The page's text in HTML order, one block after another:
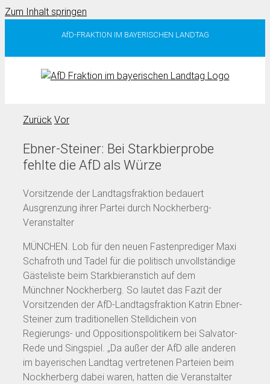
Zum Inhalt springen
AfD-FRAKTION IM BAYERISCHEN LANDTAG
Zurück Vor
Ebner-Steiner: Bei Starkbierprobe
fehlte die AfD als Würze
Vorsitzende der Landtagsfraktion bedauert
Ausgrenzung ihrer Partei durch Nockherberg-
Veranstalter
MÜNCHEN. Lob für den neuen Fastenprediger Maxi
Schafroth und Tadel für die politisch unvollständige
Gästeliste beim Starkbieranstich auf dem
Münchner Nockherberg. So lautet das Fazit der
Vorsitzenden der AfD-Landtagsfraktion Katrin Ebner-
Steiner zum traditionellen Stelldichein von
Regierungs- und Oppositionspolitikern bei Salvator-
Rede und Singspiel. „Da außer der AfD alle anderen
im bayerischen Landtag vertretenen Parteien beim
Nockherberg dabei waren, hatten die Veranstalter